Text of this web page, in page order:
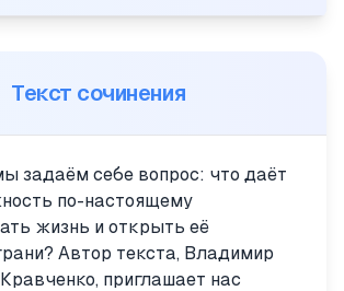
Текст сочинения
задаём себе вопрос: что даёт
по-настоящему
жизнь и открыть её
Автор текста, Владимир
приглашает нас